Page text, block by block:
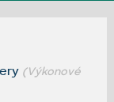
(Výkonové